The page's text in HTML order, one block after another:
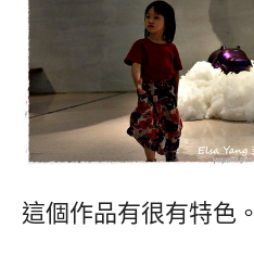
這個作品有很有特色。